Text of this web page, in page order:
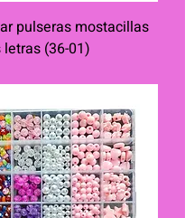
pulseras mostacillas
(36-01)